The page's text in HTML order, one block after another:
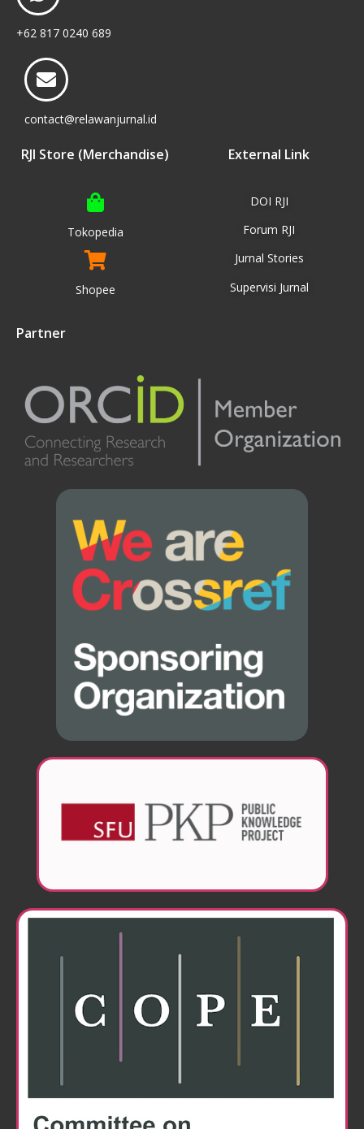
+62 817 0240 689
contact@relawanjurnal.id
RJI Store (Merchandise)
Tokopedia
Shopee
External Link
DOI RJI
Forum RJI
Jurnal Stories
Supervisi Jurnal
Partner